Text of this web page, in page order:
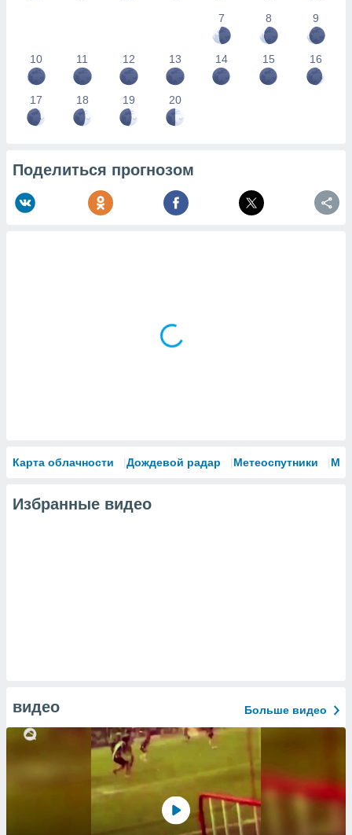
7
8 9
10 11 12 13 14 15 16
17 18 19 20
Поделиться прогнозом
Карта облачности Дождевой радар Метеоспутники
Избранные видео
видео Больше видео